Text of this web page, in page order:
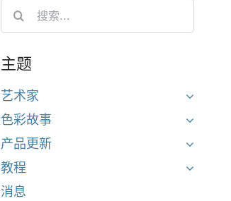
Search
for:
主题
艺术家
色彩故事
产品更新
教程
消息